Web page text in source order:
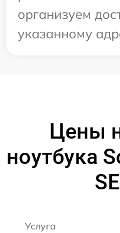
организуем
указанному
Цены
ноутбука
Услуга